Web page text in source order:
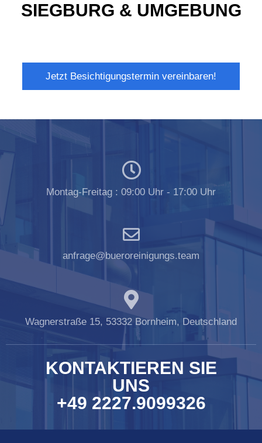
SIEGBURG & UMGEBUNG
Jetzt Besichtigungstermin vereinbaren!
Montag-Freitag : 09:00 Uhr - 17:00 Uhr
anfrage@bueroreinigungs.team
Wagnerstraße 15, 53332 Bornheim, Deutschland
KONTAKTIEREN SIE
UNS
+49 2227.9099326